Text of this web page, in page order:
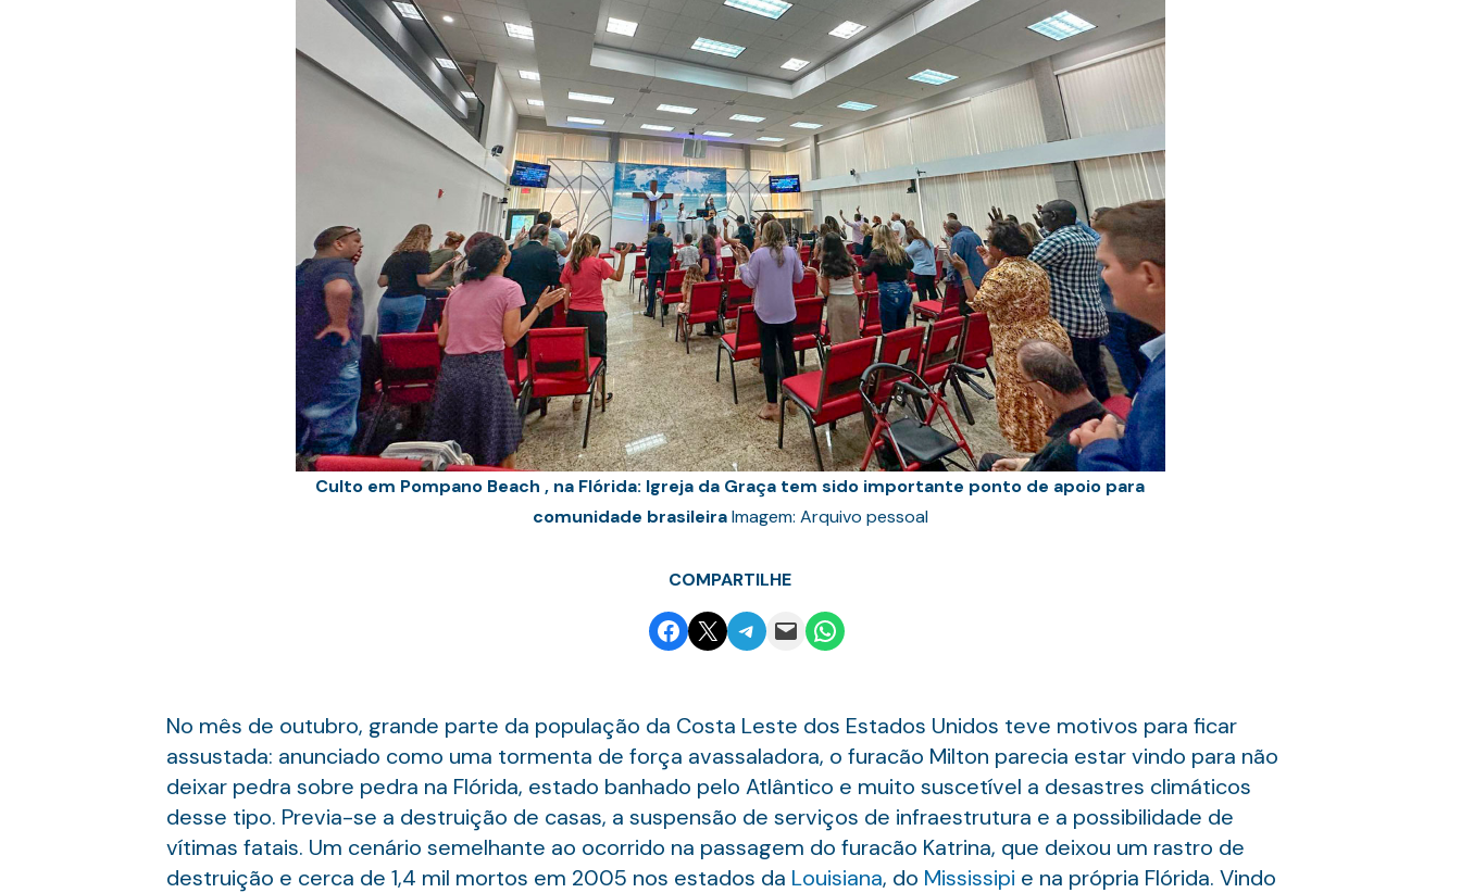
Culto em Pompano Beach , na Flórida: Igreja da Graça tem sido importante ponto de apoio para
comunidade brasileiraImagem: Arquivo pessoal
COMPARTILHE
Share on Facebook
Email this PageShare on Telegram
Email this PageShare on WhatsApp
No mês de outubro, grande parte da população da Costa Leste dos Estados Unidos teve motivos para ficar
assustada: anunciado como uma tormenta de força avassaladora, o furacão Milton parecia estar vindo para não
deixar pedra sobre pedra na Flórida, estado banhado pelo Atlântico e muito suscetível a desastres climáticos
desse tipo. Previa-se a destruição de casas, a suspensão de serviços de infraestrutura e a possibilidade de
vítimas fatais. Um cenário semelhante ao ocorrido na passagem do furacão Katrina, que deixou um rastro de
destruição e cerca de 1,4 mil mortos em 2005 nos estados da Louisiana, do Mississipi e na própria Flórida. Vindo